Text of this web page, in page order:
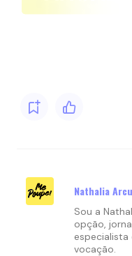
Nathalia
Sou a
opção,
especialista
vocação.